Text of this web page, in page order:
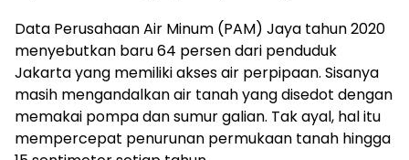
Data Perusahaan Air Minum (PAM) Jaya tahun 2020
menyebutkan baru 64 persen dari penduduk
Jakarta yang memiliki akses air perpipaan. Sisanya
masih mengandalkan air tanah yang disedot dengan
memakai pompa dan sumur galian. Tak ayal, hal itu
mempercepat penurunan permukaan tanah hingga